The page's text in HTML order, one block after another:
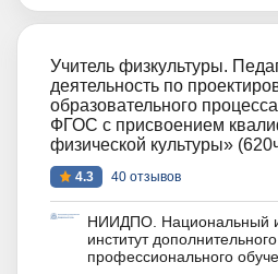
Учитель физкультуры.
деятельность по
образовательного
ФГОС с присвоением
физической культуры»
4.3
40 отзывов
НИИДПО. Национальный
институт
профессионального